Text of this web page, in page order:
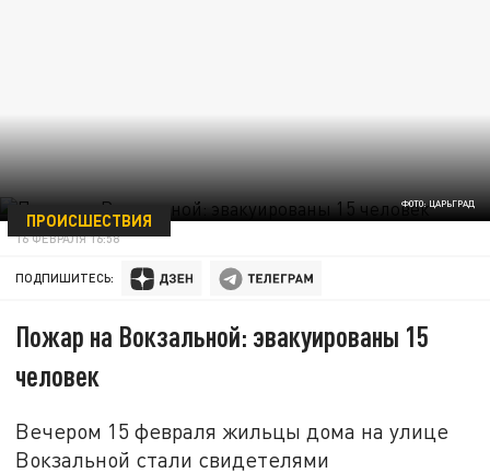
ФОТО: ЦАРЬГРАД
ПРОИСШЕСТВИЯ
16 ФЕВРАЛЯ 16:58
ПОДПИШИТЕСЬ:
Пожар на Вокзальной: эвакуированы 15
человек
Вечером 15 февраля жильцы дома на улице
Вокзальной стали свидетелями